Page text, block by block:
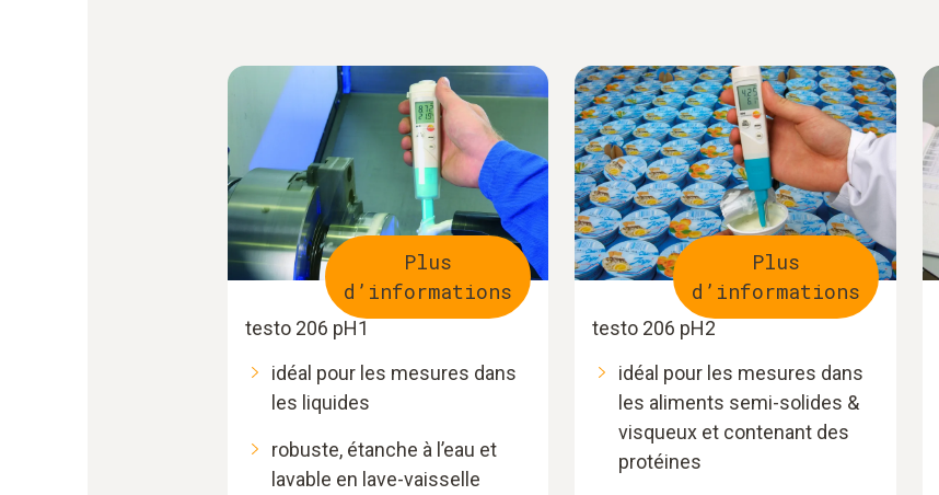
Plus
d’informations
testo 206 pH1
idéal pour les mesures dans
les liquides
robuste, étanche à l’eau et
lavable en lave-vaisselle
Plus
d’informations
testo 206 pH2
idéal pour les mesures dans
les aliments semi-solides &
visqueux et contenant des
protéines